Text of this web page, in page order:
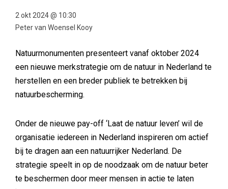
2 okt 2024 @ 10:30
Peter van Woensel Kooy
Natuurmonumenten presenteert vanaf oktober 2024
een nieuwe merkstrategie om de natuur in Nederland te
herstellen en een breder publiek te betrekken bij
natuurbescherming.
Onder de nieuwe pay-off ‘Laat de natuur leven’ wil de
organisatie iedereen in Nederland inspireren om actief
bij te dragen aan een natuurrijker Nederland. De
strategie speelt in op de noodzaak om de natuur beter
te beschermen door meer mensen in actie te laten